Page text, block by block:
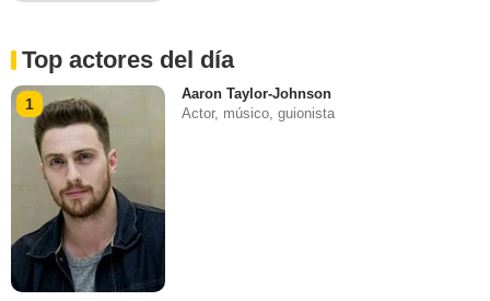
Top actores del día
1
Aaron Taylor-Johnson
Actor, músico, guionista